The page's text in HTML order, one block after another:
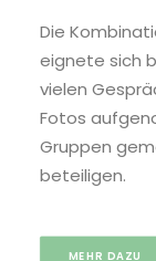
Die
eignete sich
vielen
Fotos
Gruppen
beteiligen.
MEHR DAZU